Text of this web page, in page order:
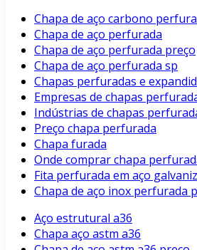
Chapa de aço carbono
Chapa de aço perfurada
Chapa de aço perfurada preço
Chapa de aço perfurada sp
Chapas perfuradas e
Empresas de chapas
Indústrias de chapas
Preço chapa perfurada
Chapa furada
Onde comprar chapa
Fita perfurada em aço
Chapa de aço inox perfurada
Aço estrutural a36
Chapa aço astm a36